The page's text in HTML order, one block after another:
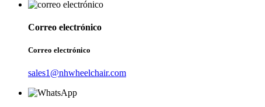
Correo electrónico
Correo electrónico
sales1@nhwheelchair.com